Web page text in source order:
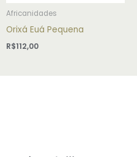
Africanidades
Orixá Euá Pequena
R$112,00